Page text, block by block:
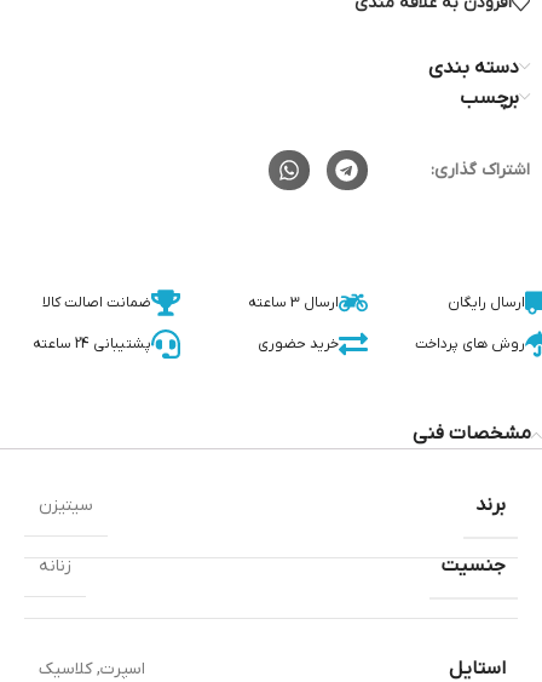
دسته بندی
برچسب
اشتراک گذاری:
ارسال رایگان ارسال 3 ساعته ضمانت اصالت کالا
روش های پرداخت خرید حضوری پشتیبانی 24 ساعته
مشخصات فنی
جنسیت زنانه
استایل اسپرت,کلاسیک
برند سیتیزن